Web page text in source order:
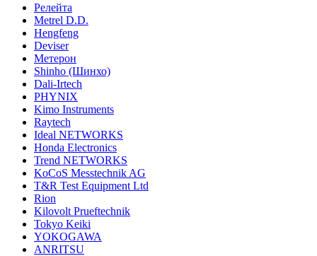
Релейта
Metrel D.D.
Hengfeng
Deviser
Метерон
Shinho (Шинхо)
Dali-Irtech
PHYNIX
Kimo Instruments
Raytech
Ideal NETWORKS
Honda Electronics
Trend NETWORKS
KoCoS Messtechnik AG
T&R Test Equipment Ltd
Rion
Kilovolt Prueftechnik
Tokyo Keiki
YOKOGAWA
ANRITSU